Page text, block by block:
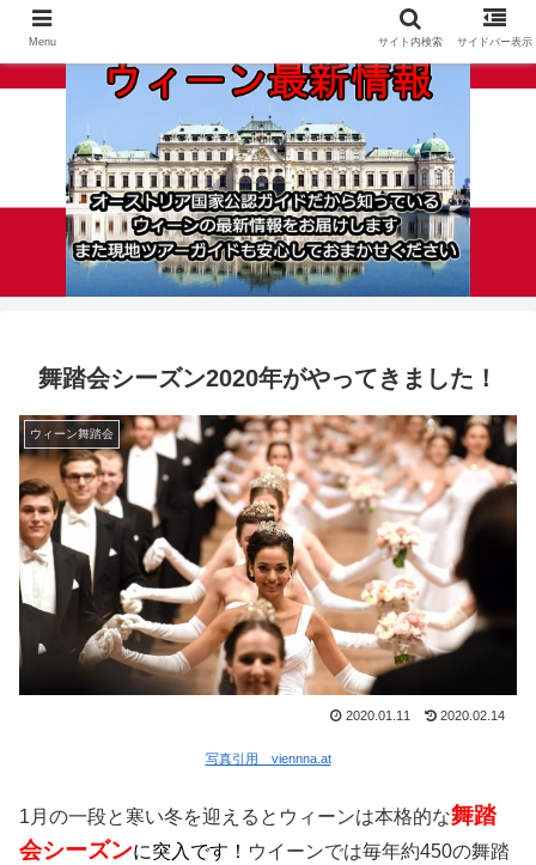
舞踏会シーズン2020年がやってきました！
ウィーン舞踏会
2020.01.11 2020.02.14
写真引用 viennna.at
1月の一段と寒い冬を迎えるとウィーンは本格的な舞踏
会シーズンに突入です！ ウイーンでは毎年約450の舞踏
Menu サイト内検索 サイドバー表示